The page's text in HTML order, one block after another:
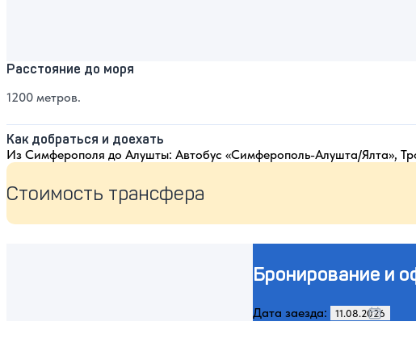
Расстояние до моря
1200 метров.
Как добраться и доехать
Из Симферополя до Алушты: Автобус «Симферополь-Алушта/
Стоимость трансфера
Бронирование и
Дата заезда: